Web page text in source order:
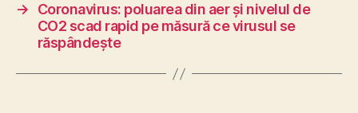
→
Coronavirus: poluarea din aer și nivelul de
CO2 scad rapid pe măsură ce virusul se
răspândește